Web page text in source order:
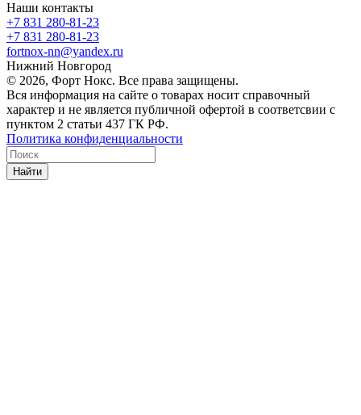
Наши контакты
+7 831 280-81-23
+7 831 280-81-23
fortnox-nn@yandex.ru
Нижний Новгород
© 2026, Форт Нокс. Все права защищены.
Вся информация на сайте о товарах носит справочный
характер и не является публичной офертой в соответсвии с
пунктом 2 статьи 437 ГК РФ.
Политика конфиденциальности
Найти